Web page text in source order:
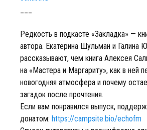
Редкость в подкасте «Закладка» —
автора. Екатерина Шульман и Галина
рассказывают, чем книга Алексея
на «Мастера и Маргариту», как в ней
новогодняя атмосфера и почему
загадок после прочтения.
Если вам понравился выпуск,
донатом: https://campsite.bio/echofm